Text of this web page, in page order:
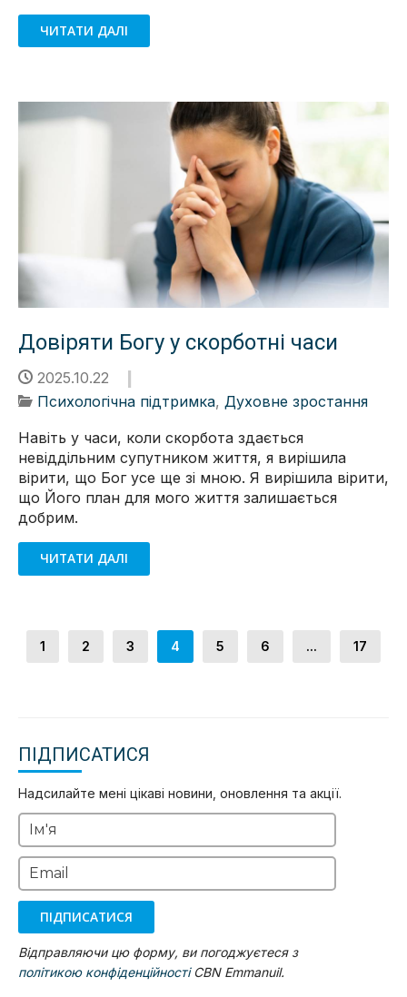
ЧИТАТИ ДАЛІ
Довіряти Богу у скорботні часи
2025.10.22
Психологічна підтримка, Духовне зростання
Навіть у часи, коли скорбота здається
невіддільним супутником життя, я вирішила
вірити, що Бог усе ще зі мною. Я вирішила вірити,
що Його план для мого життя залишається
добрим.
ЧИТАТИ ДАЛІ
1 2 3 4 5 6 ... 17
ПІДПИСАТИСЯ
Надсилайте мені цікаві новини, оновлення та акції.
Ім'я
Email
ПІДПИСАТИСЯ
Відправляючи цю форму, ви погоджуєтеся з
політикою конфіденційностіCBN Emmanuil.